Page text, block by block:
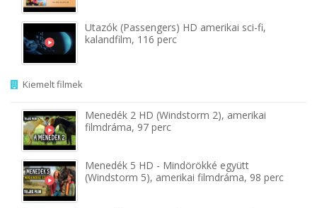
Utazók (Passengers) HD amerikai sci-fi,
kalandfilm, 116 perc
Kiemelt filmek
Menedék 2 HD (Windstorm 2), amerikai
filmdráma, 97 perc
Menedék 5 HD - Mindörökké együtt
(Windstorm 5), amerikai filmdráma, 98 perc